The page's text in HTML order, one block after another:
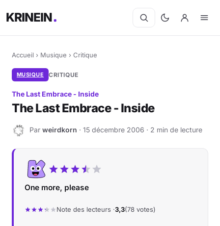
KRINEIN
Accueil › Musique › Critique
MUSIQUE CRITIQUE
The Last Embrace - Inside
The Last Embrace - Inside
W Par weirdkorn · 15 décembre 2006 · 2 min de lecture
One more, please
Note des lecteurs ·3,3(78 votes)